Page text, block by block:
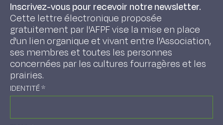
Inscrivez-vous pour recevoir notre newsletter.
Cette lettre électronique proposée
gratuitement par l'AFPF vise la mise en place
d'un lien organique et vivant entre l'Association,
ses membres et toutes les personnes
concernées par les cultures fourragères et les
prairies.
IDENTITÉ*